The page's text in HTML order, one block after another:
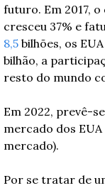
futuro. Em 2017,
cresceu 37% e
8,5 bilhões, os
bilhão, a
resto do mundo
Em 2022, prevê-
mercado dos
mercado).
Por se tratar de